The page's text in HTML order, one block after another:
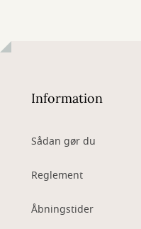
Information
Sådan gør du
Reglement
Åbningstider